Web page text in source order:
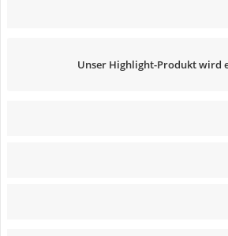
Unser Highlight-Produkt wird